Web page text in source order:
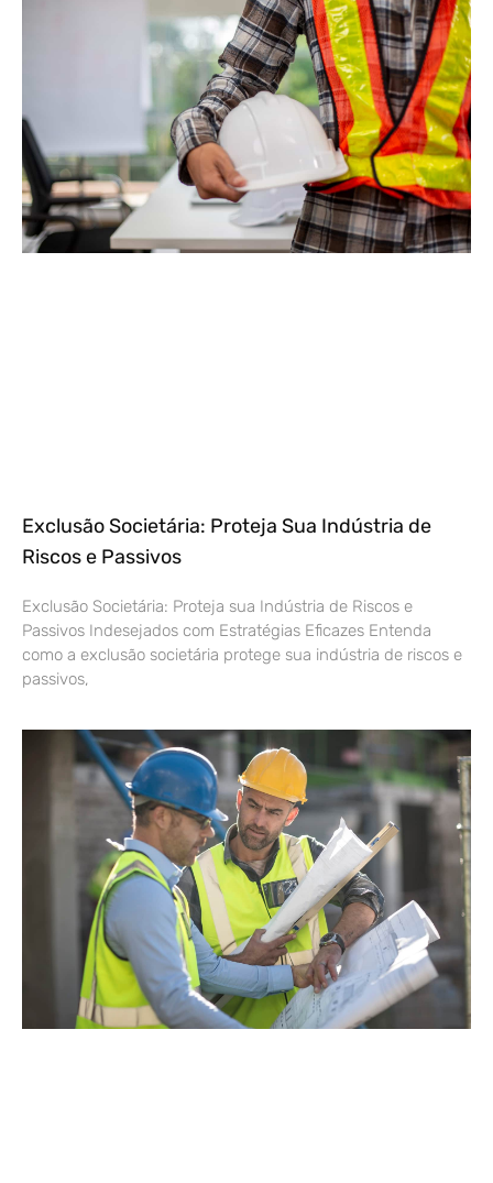
Exclusão Societária: Proteja Sua Indústria de
Riscos e Passivos
Exclusão Societária: Proteja sua Indústria de Riscos e
Passivos Indesejados com Estratégias Eficazes Entenda
como a exclusão societária protege sua indústria de riscos e
passivos,